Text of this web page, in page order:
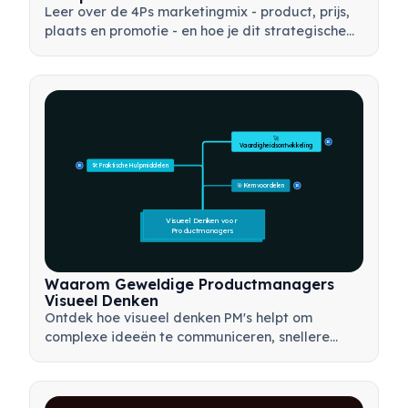
Leer over de 4Ps marketingmix - product, prijs,
plaats en promotie - en hoe je dit strategische
🎯 Kernvoordelen 15
🛠️ Praktische Hulpmiddelen
15
🚀
Vaardigheidsontwikkeling 15
Visueel Denken voor
Productmanagers
Waarom Geweldige Productmanagers
Visueel Denken
Ontdek hoe visueel denken PM's helpt om
complexe ideeën te communiceren, snellere
mindmaps en productbomen.